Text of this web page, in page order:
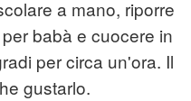
a mano, riporre
babà e cuocere in
per circa un'ora. Il
gustarlo.